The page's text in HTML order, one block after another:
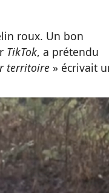
roux. Un bon
TikTok, a prétendu
territoire » écrivait